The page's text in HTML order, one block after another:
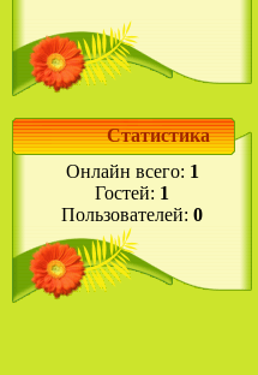
Статистика
Онлайн всего: 1
Гостей: 1
Пользователей: 0